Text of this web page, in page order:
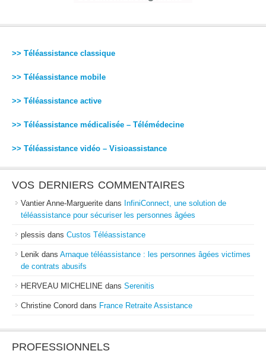
>> Téléassistance classique
>> Téléassistance mobile
>> Téléassistance active
>> Téléassistance médicalisée – Télémédecine
>> Téléassistance vidéo – Visioassistance
VOS DERNIERS COMMENTAIRES
Vantier Anne-Marguerite dans InfiniConnect, une solution de
téléassistance pour sécuriser les personnes âgées
plessis dans Custos Téléassistance
Lenik dans Arnaque téléassistance : les personnes âgées victimes
de contrats abusifs
HERVEAU MICHELINE dans Serenitis
Christine Conord dans France Retraite Assistance
PROFESSIONNELS